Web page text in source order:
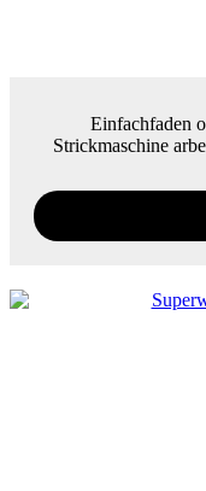
Einfachfaden
Strickmaschine